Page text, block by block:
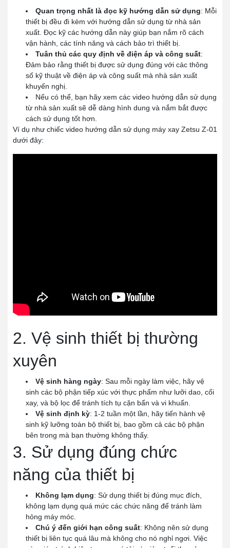
Quan trọng nhất là đọc kỹ hướng dẫn sử dụng: Mỗi
thiết bị đều đi kèm với hướng dẫn sử dụng từ nhà sản
xuất. Đọc kỹ các hướng dẫn này giúp bạn nắm rõ cách
vận hành, các tính năng và cách bảo trì thiết bị.
Tuân thủ các quy định về điện áp và công suất:
Đảm bảo rằng thiết bị được sử dụng đúng với các thông
số kỹ thuật về điện áp và công suất mà nhà sản xuất
khuyến nghị.
Nếu có thể, bạn hãy xem các video hướng dẫn sử dụng
từ nhà sản xuất sẽ dễ dàng hình dung và nắm bắt được
cách sử dụng tốt hơn.
Ví dụ như chiếc video hướng dẫn sử dụng máy xay Zetsu Z-01
dưới đây:
2. Vệ sinh thiết bị thường
xuyên
Vệ sinh hàng ngày: Sau mỗi ngày làm việc, hãy vệ
sinh các bộ phận tiếp xúc với thực phẩm như lưỡi dao, cối
xay, và bộ lọc để tránh tích tụ cặn bẩn và vi khuẩn.
Vệ sinh định kỳ: 1-2 tuần một lần, hãy tiến hành vệ
sinh kỹ lưỡng toàn bộ thiết bị, bao gồm cả các bộ phận
bên trong mà bạn thường không thấy.
3. Sử dụng đúng chức
năng của thiết bị
Không lạm dụng: Sử dụng thiết bị đúng mục đích,
không lạm dụng quá mức các chức năng để tránh làm
hỏng máy móc.
Chú ý đến giới hạn công suất: Không nên sử dụng
thiết bị liên tục quá lâu mà không cho nó nghỉ ngơi. Việc